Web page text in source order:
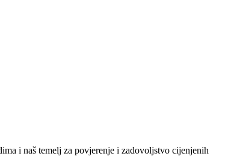
i naš temelj za povjerenje i zadovoljstvo cijenjenih